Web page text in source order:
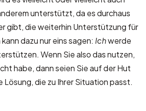
unterstützt, da es durchaus
gibt, die weiterhin Unterstützung für
dazu nur eins sagen: Ichwerde
Wenn Sie also das nutzen,
habe, dann seien Sie auf der Hut
Lösung, die zu Ihrer Situation passt.